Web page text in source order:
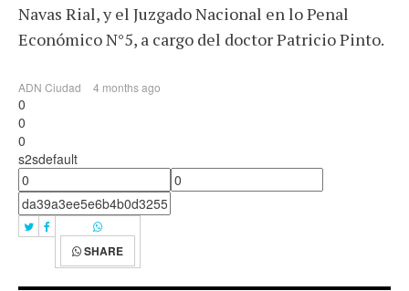
Navas Rial, y el Juzgado Nacional en lo Penal
Económico N°5, a cargo del doctor Patricio Pinto.
ADN Ciudad 4 months ago
0
0
0
s2sdefault
SHARE